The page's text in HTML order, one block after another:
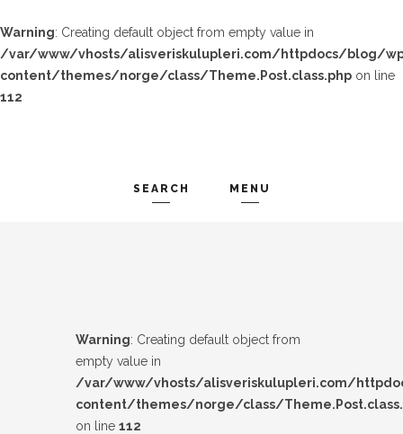
Warning: Creating default object from empty value in
/var/www/vhosts/alisveriskulupleri.com/httpdocs/blog/
content/themes/norge/class/Theme.Post.class.php on line
112
SEARCH MENU
Warning: Creating default object from
empty value in
/var/www/vhosts/alisveriskulupleri.com/
content/themes/norge/class/
on line 112